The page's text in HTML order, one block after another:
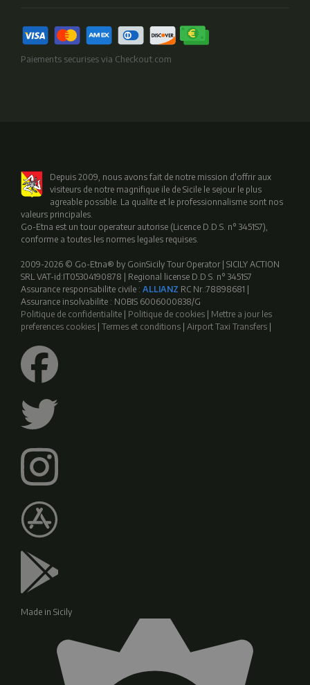
Paiements securises via Checkout.com
Depuis 2009, nous avons fait de notre mission d'offrir aux
visiteurs de notre magnifique ile de Sicile le sejour le plus
agreable possible. La qualite et le professionnalisme sont nos
valeurs principales.
Go-Etna est un tour operateur autorise (Licence D.D.S. n° 3451S7),
conforme a toutes les normes legales requises.
2009-2026 © Go-Etna® by GoinSicily Tour Operator | SICILY ACTION
SRL VAT-id:IT05304190878 | Regional license D.D.S. n° 3451S7
Assurance responsabilite civile : ALLIANZ RC Nr.:78898681 |
Assurance insolvabilite : NOBIS 6006000838/G
Politique de confidentialite
Politique de cookies
Mettre a jour les
preferences cookies Termes et conditions Airport Taxi Transfers
Made in Sicily